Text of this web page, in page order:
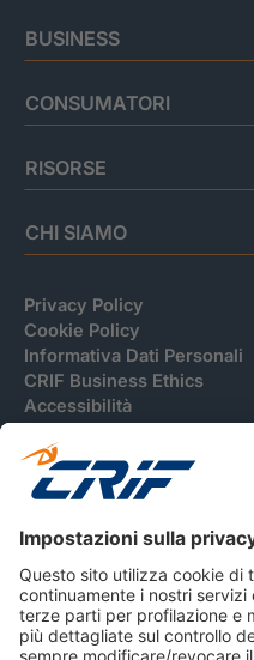
BUSINESS
CONSUMATORI
RISORSE
CHI SIAMO
Privacy Policy
Cookie Policy
Informativa Dati Personali
CRIF Business Ethics
Accessibilità
Creditizie
Via della Beverara, 21 / 40131
sottoscritto € 51.941.235,00
R.E.A. n° 410952 | Reg. Impr.